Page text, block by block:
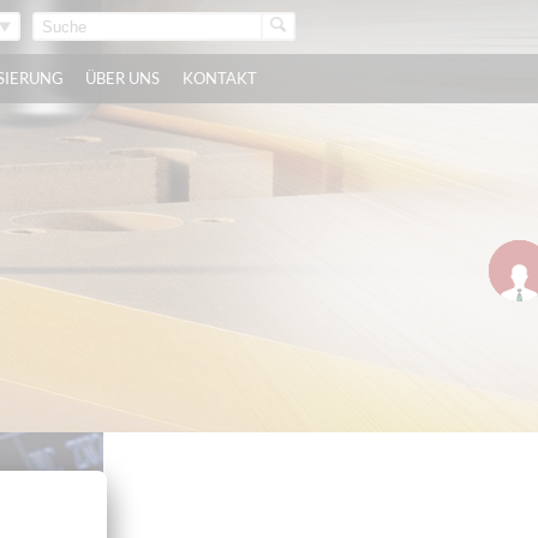
ÜBER UNS KONTAKT